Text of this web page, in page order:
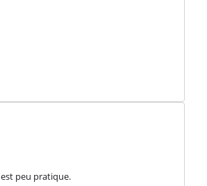
peu pratique.